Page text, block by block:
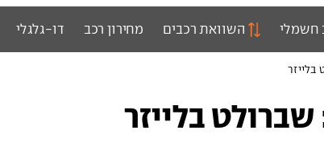
חשמלי השוואת רכבים מחירון רכב דו-גלגלי
בלייזר
בלייזר